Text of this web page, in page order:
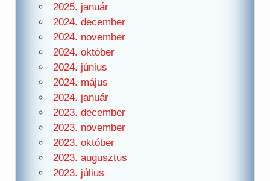
2025. január
2024. december
2024. november
2024. október
2024. június
2024. május
2024. január
2023. december
2023. november
2023. október
2023. augusztus
2023. július